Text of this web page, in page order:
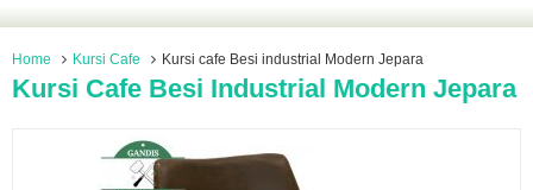
Home Kursi Cafe Kursi cafe Besi industrial Modern Jepara
Kursi Cafe Besi Industrial Modern Jepara